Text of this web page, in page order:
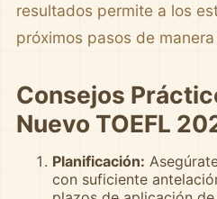
resultados permite a los
próximos pasos de
Consejos
Nuevo TOEFL
Planificación:
con suficiente